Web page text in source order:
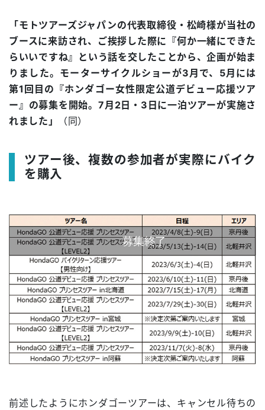
「モトツアーズジャパンの代表取締役・松崎様が当社の
ブースに来訪され、ご挨拶した際に『何か一緒にできた
らいいですね』という話を交したことから、企画が始ま
りました。モーターサイクルショーが3月で、5月には
第1回目の『ホンダゴー女性限定公道デビュー応援ツア
ー』の募集を開始。7月2日・3日に一泊ツアーが実施さ
れました」
（同）
ツアー後、複数の参加者が実際にバイク
を購入
前述したようにホンダゴーツアーは、キャンセル待ちの